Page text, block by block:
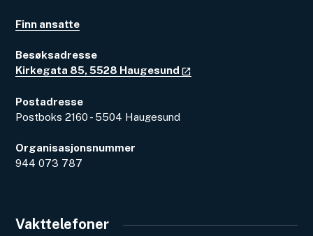
Finn ansatte
Besøksadresse
Kirkegata 85, 5528 Haugesund
Postadresse
Postboks 2160 - 5504 Haugesund
Organisasjonsnummer
944 073 787
Vakttelefoner